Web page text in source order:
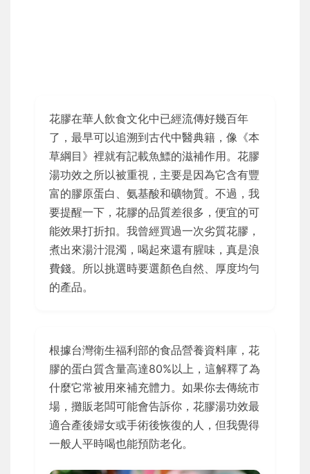
花膠在華人飲食文化中已經流傳好幾百年
了，最早可以追溯到古代中醫典籍，像《本
草綱目》裡就有記載魚鰾的滋補作用。花膠
湯功效之所以被重視，主要是因為它含有豐
富的膠原蛋白、氨基酸和礦物質。不過，我
要提醒一下，花膠的品質差很多，便宜的可
能效果打折扣。我曾經買過一次劣質花膠，
煮出來湯汁混濁，喝起來還有腥味，真是浪
費錢。所以挑選時要選顏色自然、厚度均勻
的產品。
根據台灣衛生福利部的食品營養資料庫，花
膠的蛋白質含量高達80%以上，這解釋了為
什麼它常被用來補充體力。如果你去傳統市
場，攤販老闆可能會告訴你，花膠湯功效最
適合產後婦女或手術後恢復的人，但我覺得
一般人平時喝也能預防老化。